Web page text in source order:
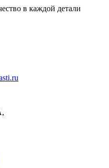
в каждой детали